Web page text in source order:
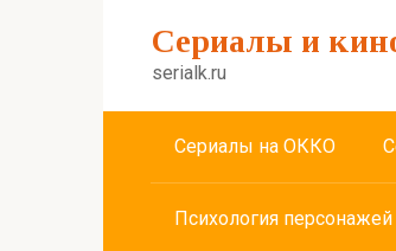
Сериалы и
serialk.ru
Сериалы на ОККО
Психология персонажей